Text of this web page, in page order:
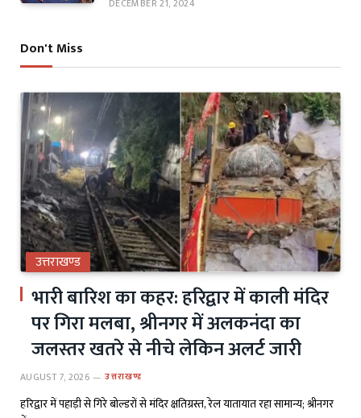
Don't Miss
उत्तराखण्ड
भारी बारिश का कहर: हरिद्वार में काली मंदिर
पर गिरा मलबा, श्रीनगर में अलकनंदा का
जलस्तर खतरे से नीचे लेकिन अलर्ट जारी
AUGUST 7, 2026 उत्तराखण्ड
हरिद्वार में पहाड़ी से गिरे बोल्डरों से मंदिर क्षतिग्रस्त, रेल यातायात रहा सामान्य; श्रीनगर